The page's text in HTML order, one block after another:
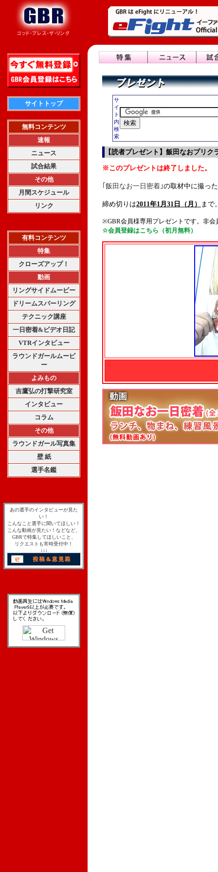
サイトトップ
無料コンテンツ
速報
ニュース
試合結果
その他
月間スケジュール
リンク
有料コンテンツ
特集
クローズアップ！
動画
リングサイドムービー
ドリームスパーリング
テクニック講座
一日密着&ビデオ日記
VTRインタビュー
ラウンドガールムービ
ー
よみもの
吉鷹弘の打撃研究室
インタビュー
コラム
その他
ラウンドガール写真集
壁 紙
選手名鑑
あの選手のインタビューが見た
い！
こんなこと選手に聞いてほしい！
こんな動画が見たい！などなど、
GBRで特集してほしいこと、
リクエストも常時受付中！
↓↓↓
サ
イ
ト
内
検
索
【読者プレゼント】飯田なおプリク
※このプレゼントは終了しました。
｢飯田なお一日密着｣の取材中に撮っ
締め切りは2011年1月31日（月 ） まで
※GBR会員様専用プレゼントです。非
☆会員登録はこちら（初月無料）